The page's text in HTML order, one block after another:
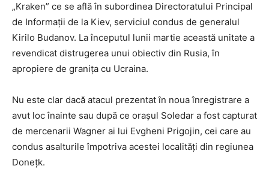
„Kraken” ce se află în subordinea Directoratului Principal
de Informații de la Kiev, serviciul condus de generalul
Kirilo Budanov. La începutul lunii martie această unitate a
revendicat distrugerea unui obiectiv din Rusia, în
apropiere de granița cu Ucraina.
Nu este clar dacă atacul prezentat în noua înregistrare a
avut loc înainte sau după ce orașul Soledar a fost capturat
de mercenarii Wagner ai lui Evgheni Prigojin, cei care au
condus asalturile împotriva acestei localități din regiunea
Donețk.